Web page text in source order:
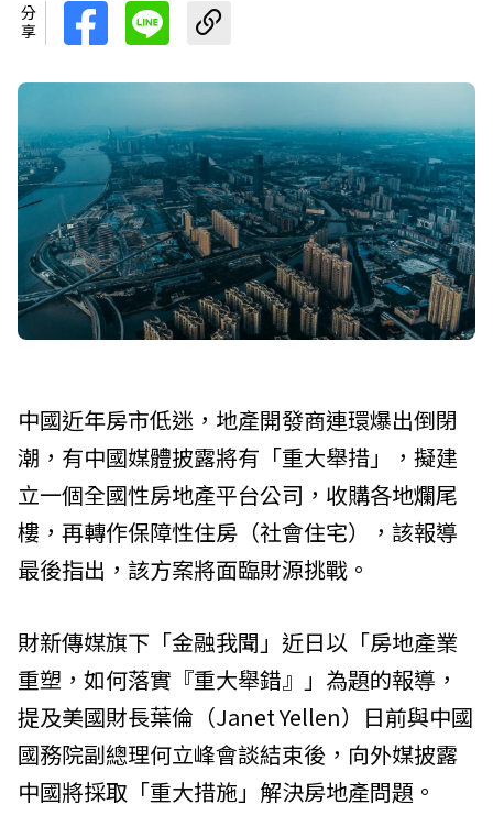
分享
中國近年房市低迷，地產開發商連環爆出倒閉
潮，有中國媒體披露將有「重大舉措」，擬建
立一個全國性房地產平台公司，收購各地爛尾
樓，再轉作保障性住房（社會住宅），該報導
最後指出，該方案將面臨財源挑戰。
財新傳媒旗下「金融我聞」近日以「房地產業
重塑，如何落實『重大舉錯』」為題的報導，
提及美國財長葉倫（Janet Yellen）日前與中國
國務院副總理何立峰會談結束後，向外媒披露
中國將採取「重大措施」解決房地產問題。